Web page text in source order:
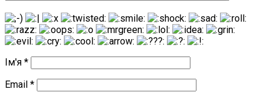
Ім'я *
Email *